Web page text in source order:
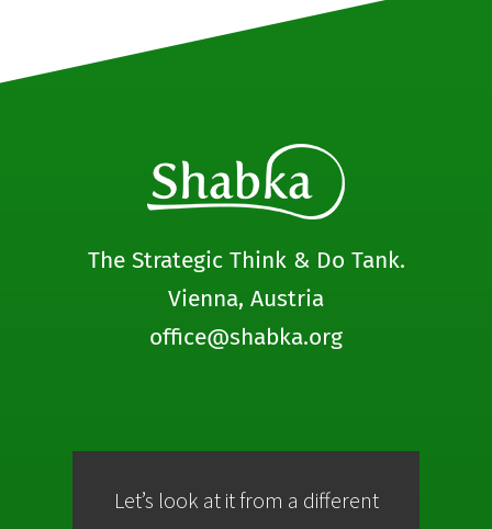
The Strategic Think & Do Tank.
Vienna, Austria
office@shabka.org
Let’s look at it from a different